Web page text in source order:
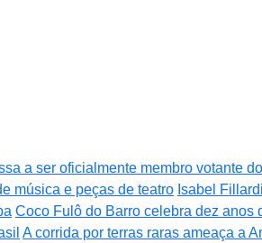
a ser oficialmente membro votante
música e peças de teatro Isabel
Coco Fulô do Barro celebra dez anos
A corrida por terras raras ameaça a